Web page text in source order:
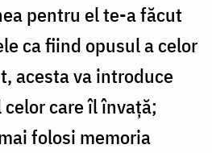
pentru el te-a făcut
ca fiind opusul a celor
acesta va introduce
care îl învață;
folosi memoria